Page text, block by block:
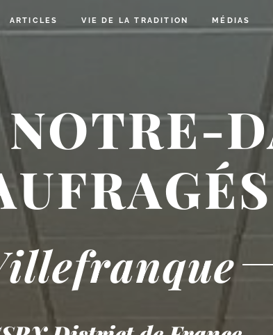
ARTICLES VIE DE LA TRADITION MÉDIAS